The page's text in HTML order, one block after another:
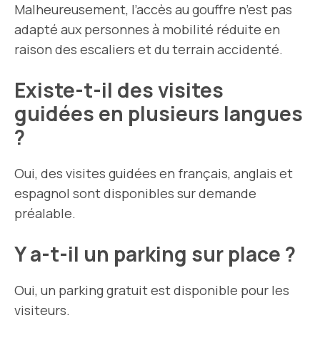
Malheureusement, l’accès au gouffre n’est pas
adapté aux personnes à mobilité réduite en
raison des escaliers et du terrain accidenté.
Existe-t-il des visites
guidées en plusieurs langues
?
Oui, des visites guidées en français, anglais et
espagnol sont disponibles sur demande
préalable.
Y a-t-il un parking sur place ?
Oui, un parking gratuit est disponible pour les
visiteurs.